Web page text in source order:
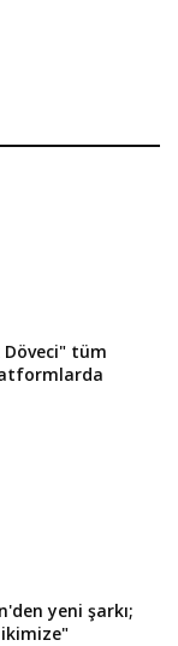
Döveci" tüm
yeni şarkı;
ikimize"